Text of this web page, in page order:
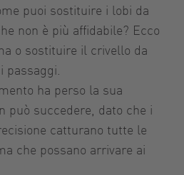
puoi sostituire i lobi da
non è più affidabile? Ecco
o sostituire il crivello da
ha perso la sua
può succedere, dato che i
catturano tutte le
che possano arrivare ai